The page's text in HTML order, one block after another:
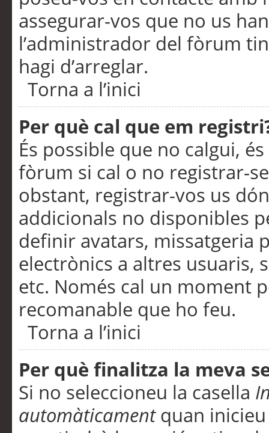
assegurar-vos que no us
l’administrador del fòrum
hagi d’arreglar.
Torna a l’inici
Per què cal que em
És possible que no calgui,
fòrum si cal o no registrar-
obstant, registrar-vos us
addicionals no disponibles
definir avatars, missatgeria
electrònics a altres usuaris,
etc. Només cal un moment
recomanable que ho feu.
Torna a l’inici
Per què finalitza la meva
Si no seleccioneu la casella
automàticamentquan inicieu